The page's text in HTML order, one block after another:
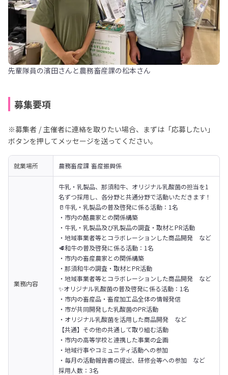
先輩隊員の濱田さんと農務畜産課の松本さん
募集要項
※募集者 / 主催者に連絡を取りたい場合、まずは「応募したい」
ボタンを押してメッセージを送ってください。
就業場所 農務畜産課 畜産振興係
業務内容
牛乳・乳製品、那須和牛、オリジナル乳酸菌の担当を1
名ずつ採用し、各分野と共通分野で活動いただきます！
🥛牛乳・乳製品の普及啓発に係る活動：1名
・市内の酪農家との関係構築
・牛乳・乳製品及び乳製品の調査・取材とPR活動
・地域事業者等とコラボレーションした商品開発　など
🥩和牛の普及啓発に係る活動：1名
・市内の畜産農家との関係構築
・那須和牛の調査・取材とPR活動
・地域事業者等とコラボレーションした商品開発　など
✨オリジナル乳酸菌の普及啓発に係る活動：1名
・市内の畜産品・畜産加工品全体の情報発信
・市が共同開発した乳酸菌のPR活動
・オリジナル乳酸菌を活用した商品開発　など
【共通】その他の共通して取り組む活動
・市内の高等学校と連携した事業の企画
・地域行事やコミュニティ活動への参加
・毎月の活動報告書の提出、研修会等への参加　など
採用人数：3名